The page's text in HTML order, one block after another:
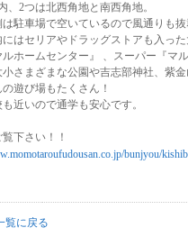
、2つは北西角地と南西角地。
駐車場で空いているので風通りも抜
はセリアやドラッグストアも入った
ルホームセンター』 、スーパー『マ
さまざまな公園や吉志部神社、紫
遊び場もたくさん！
近いので通学も安心です。
下さい！！
bunjyou/
覧に戻る